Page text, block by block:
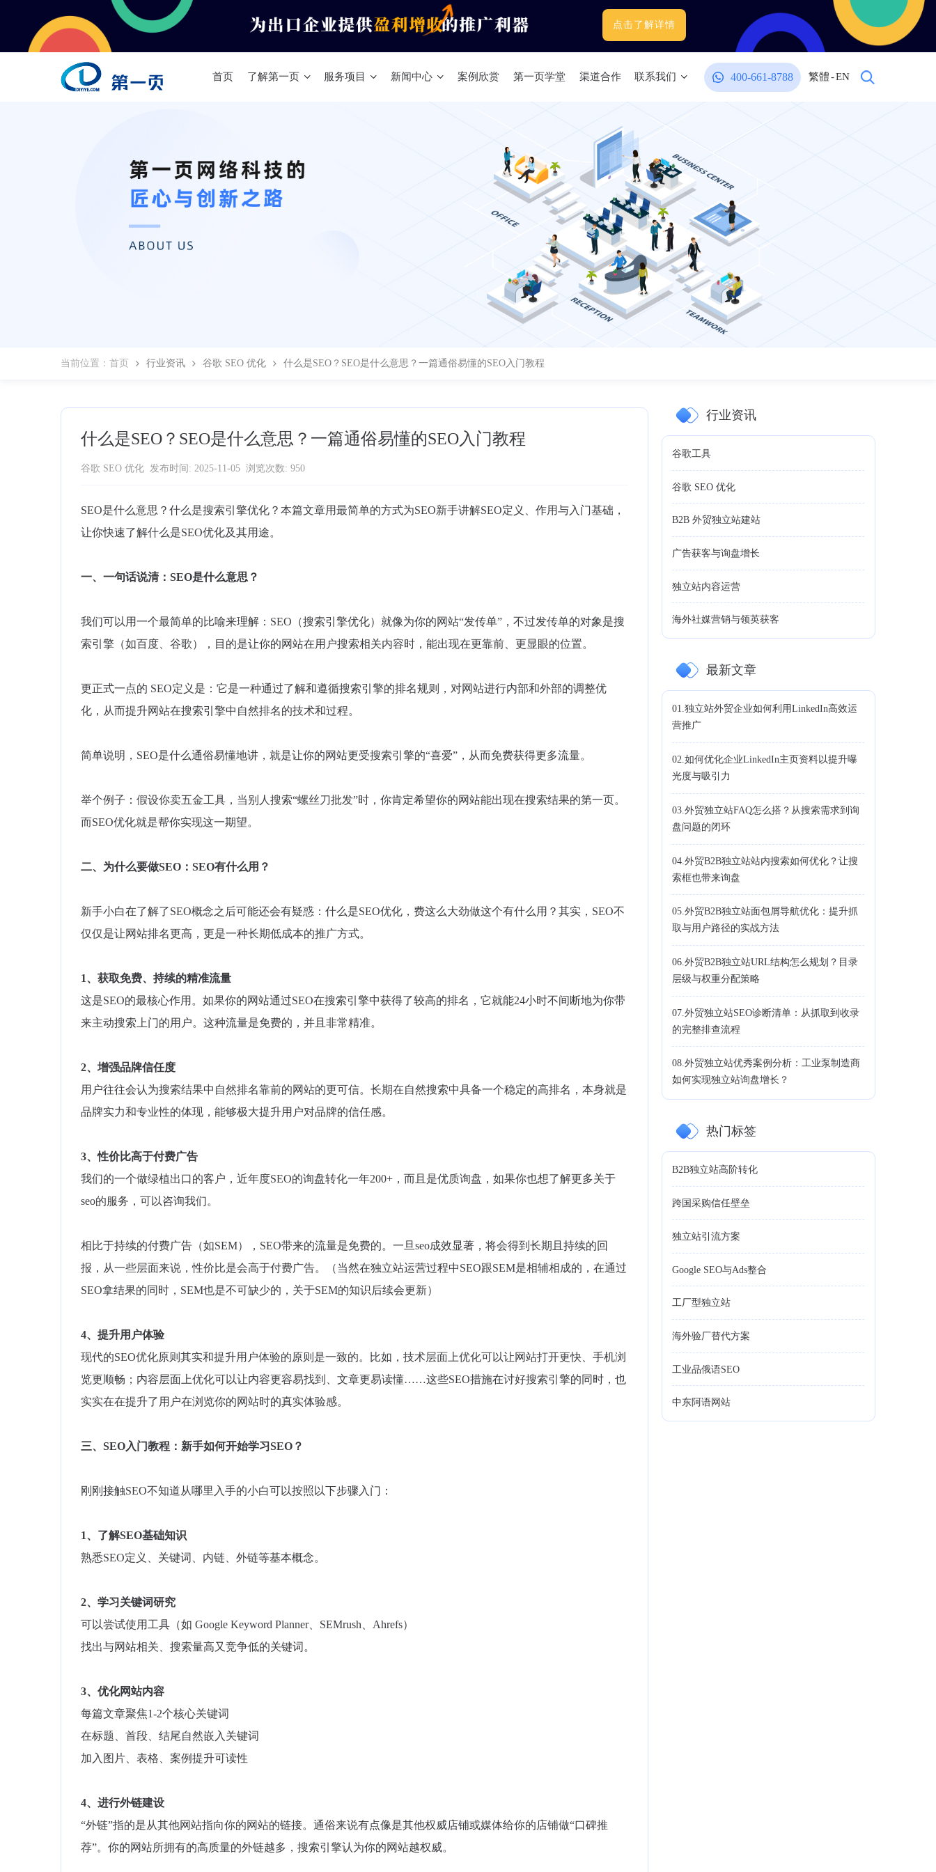
点击了解详情
首页 了解第一页 服务项目 新闻中心 案例欣赏 第一页学堂 渠道合作 联系我们 400-661-8788 繁體 -EN
当前位置：首页 行业资讯 谷歌 SEO 优化 什么是SEO？SEO是什么意思？一篇通俗易懂的SEO入门教程
什么是SEO？SEO是什么意思？一篇通俗易懂的SEO入门教程
谷歌 SEO 优化 发布时间: 2025-11-05 浏览次数: 950
SEO是什么意思？什么是搜索引擎优化？本篇文章用最简单的方式为SEO新手讲解SEO定义、作用与入门基础，
让你快速了解什么是SEO优化及其用途。
一、一句话说清：SEO是什么意思？
我们可以用一个最简单的比喻来理解：SEO（搜索引擎优化）就像为你的网站“发传单”，不过发传单的对象是搜
索引擎（如百度、谷歌），目的是让你的网站在用户搜索相关内容时，能出现在更靠前、更显眼的位置。
更正式一点的 SEO定义是：它是一种通过了解和遵循搜索引擎的排名规则，对网站进行内部和外部的调整优
化，从而提升网站在搜索引擎中自然排名的技术和过程。
简单说明，SEO是什么通俗易懂地讲，就是让你的网站更受搜索引擎的“喜爱”，从而免费获得更多流量。
举个例子：假设你卖五金工具，当别人搜索“螺丝刀批发”时，你肯定希望你的网站能出现在搜索结果的第一页。
而SEO优化就是帮你实现这一期望。
二、为什么要做SEO：SEO有什么用？
新手小白在了解了SEO概念之后可能还会有疑惑：什么是SEO优化，费这么大劲做这个有什么用？其实，SEO不
仅仅是让网站排名更高，更是一种长期低成本的推广方式。
1、获取免费、持续的精准流量
这是SEO的最核心作用。如果你的网站通过SEO在搜索引擎中获得了较高的排名，它就能24小时不间断地为你带
来主动搜索上门的用户。这种流量是免费的，并且非常精准。
2、增强品牌信任度
用户往往会认为搜索结果中自然排名靠前的网站的更可信。长期在自然搜索中具备一个稳定的高排名，本身就是
品牌实力和专业性的体现，能够极大提升用户对品牌的信任感。
3、性价比高于付费广告
我们的一个做绿植出口的客户，近年度SEO的询盘转化一年200+，而且是优质询盘，如果你也想了解更多关于
seo的服务，可以咨询我们。
相比于持续的付费广告（如SEM），SEO带来的流量是免费的。一旦seo成效显著，将会得到长期且持续的回
报，从一些层面来说，性价比是会高于付费广告。（当然在独立站运营过程中SEO跟SEM是相辅相成的，在通过
SEO拿结果的同时，SEM也是不可缺少的，关于SEM的知识后续会更新）
4、提升用户体验
现代的SEO优化原则其实和提升用户体验的原则是一致的。比如，技术层面上优化可以让网站打开更快、手机浏
览更顺畅；内容层面上优化可以让内容更容易找到、文章更易读懂……这些SEO措施在讨好搜索引擎的同时，也
实实在在提升了用户在浏览你的网站时的真实体验感。
三、SEO入门教程：新手如何开始学习SEO？
刚刚接触SEO不知道从哪里入手的小白可以按照以下步骤入门：
1、了解SEO基础知识
熟悉SEO定义、关键词、内链、外链等基本概念。
2、学习关键词研究
可以尝试使用工具（如 Google Keyword Planner、SEMrush、Ahrefs）
找出与网站相关、搜索量高又竞争低的关键词。
3、优化网站内容
每篇文章聚焦1-2个核心关键词
在标题、首段、结尾自然嵌入关键词
加入图片、表格、案例提升可读性
4、进行外链建设
“外链”指的是从其他网站指向你的网站的链接。通俗来说有点像是其他权威店铺或媒体给你的店铺做“口碑推
荐”。你的网站所拥有的高质量的外链越多，搜索引擎认为你的网站越权威。
行业资讯
谷歌工具
谷歌 SEO 优化
B2B 外贸独立站建站
广告获客与询盘增长
独立站内容运营
海外社媒营销与领英获客
最新文章
01.独立站外贸企业如何利用LinkedIn高效运
营推广
02.如何优化企业LinkedIn主页资料以提升曝
光度与吸引力
03.外贸独立站FAQ怎么搭？从搜索需求到询
盘问题的闭环
04.外贸B2B独立站站内搜索如何优化？让搜
索框也带来询盘
05.外贸B2B独立站面包屑导航优化：提升抓
取与用户路径的实战方法
06.外贸B2B独立站URL结构怎么规划？目录
层级与权重分配策略
07.外贸独立站SEO诊断清单：从抓取到收录
的完整排查流程
08.外贸独立站优秀案例分析：工业泵制造商
如何实现独立站询盘增长？
热门标签
B2B独立站高阶转化
跨国采购信任壁垒
独立站引流方案
Google SEO与Ads整合
工厂型独立站
海外验厂替代方案
工业品俄语SEO
中东阿语网站